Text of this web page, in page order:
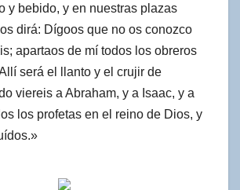
y bebido, y en nuestras plazas
dirá: Dígoos que no os conozco
apartaos de mí todos los obreros
será el llanto y el crujir de
viereis a Abraham, y a Isaac, y a
los profetas en el reino de Dios, y